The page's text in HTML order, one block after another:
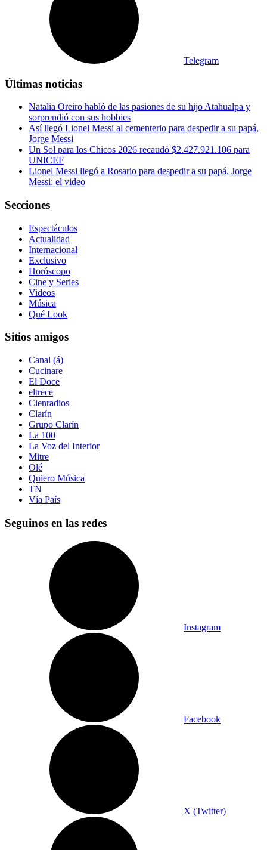
Telegram
Últimas noticias
Natalia Oreiro habló de las pasiones de su hijo Atahualpa y
sorprendió con sus hobbies
Así llegó Lionel Messi al cementerio para despedir a su papá,
Jorge Messi
Un Sol para los Chicos 2026 recaudó $2.427.921.106 para
UNICEF
Lionel Messi llegó a Rosario para despedir a su papá, Jorge
Messi: el video
Secciones
Espectáculos
Actualidad
Internacional
Exclusivo
Horóscopo
Cine y Series
Videos
Música
Qué Look
Sitios amigos
Canal (á)
Cucinare
El Doce
eltrece
Cienradios
Clarín
Grupo Clarín
La 100
La Voz del Interior
Mitre
Olé
Quiero Música
TN
Vía País
Seguinos en las redes
Instagram
Facebook
X (Twitter)